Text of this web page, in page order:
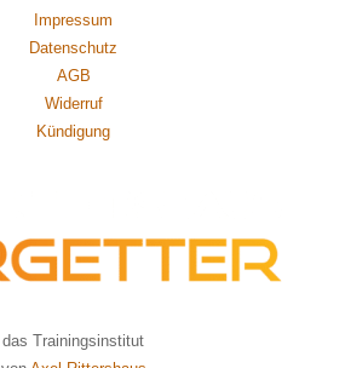
Impressum
Datenschutz
AGB
Widerruf
Kündigung
das Trainingsinstitut